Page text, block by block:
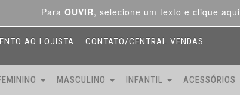
Para OUVIR, selecione um texto e clique aqui
AO LOJISTA CONTATO/CENTRAL VENDAS
MASCULINO INFANTIL ACESSÓRIOS